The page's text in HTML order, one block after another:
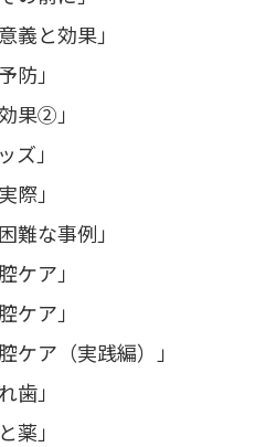
義と効果」
防」
果②」
ズ」
際」
難な事例」
ケア」
ケア」
ケア（実践編）」
歯」
薬」